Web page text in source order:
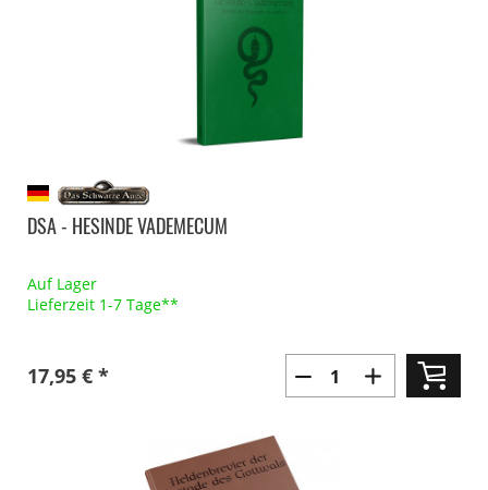
DSA - HESINDE VADEMECUM
Auf Lager
Lieferzeit 1-7 Tage**
17,95 € *